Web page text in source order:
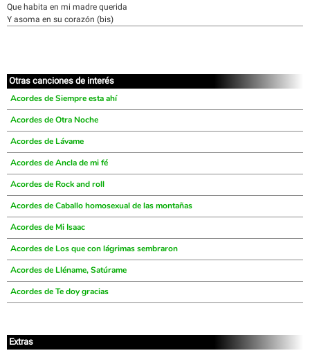
Que habita en mi madre querida
Y asoma en su corazón (bis)
Otras canciones de interés
Acordes de Siempre esta ahí
Acordes de Otra Noche
Acordes de Lávame
Acordes de Ancla de mi fé
Acordes de Rock and roll
Acordes de Caballo homosexual de las montañas
Acordes de Mi Isaac
Acordes de Los que con lágrimas sembraron
Acordes de Lléname, Satúrame
Acordes de Te doy gracias
Extras